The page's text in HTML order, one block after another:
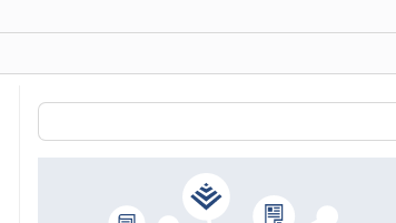
Lernmaterialien